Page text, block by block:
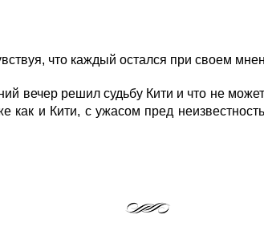
что каждый остался при своем
вечер решил судьбу Кити и что не
как и Кити, с ужасом пред